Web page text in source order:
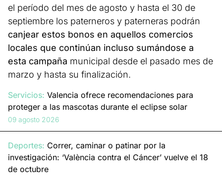
el período del mes de agosto y hasta el 30 de
septiembre los paterneros y paterneras podrán
canjear estos bonos en aquellos comercios
locales que continúan incluso sumándose a
esta campaña municipal desde el pasado mes de
marzo y hasta su finalización.
Servicios: Valencia ofrece recomendaciones para
proteger a las mascotas durante el eclipse solar
09 agosto 2026
Deportes: Correr, caminar o patinar por la
investigación: ‘València contra el Cáncer’ vuelve el 18
de octubre